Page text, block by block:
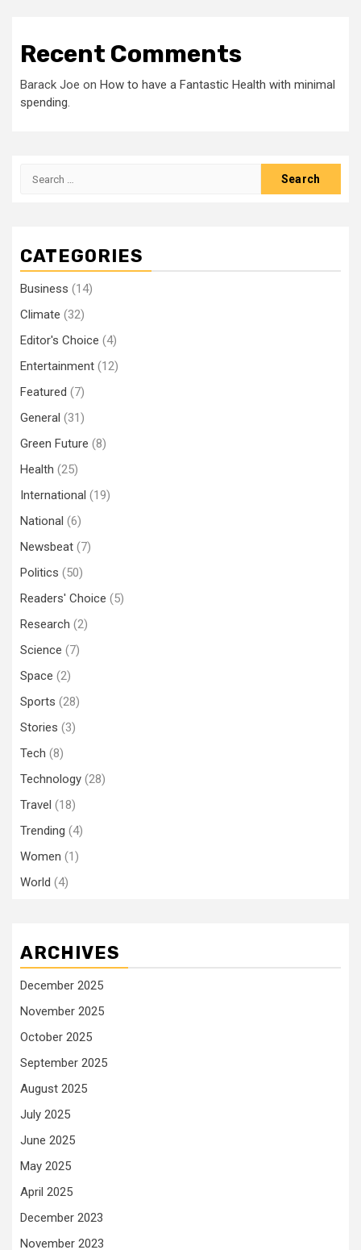
Recent Comments
Barack Joe on How to have a Fantastic Health with minimal
spending.
Search
CATEGORIES
Business (14)
Climate (32)
Editor's Choice (4)
Entertainment (12)
Featured (7)
General (31)
Green Future (8)
Health (25)
International (19)
National (6)
Newsbeat (7)
Politics (50)
Readers' Choice (5)
Research (2)
Science (7)
Space (2)
Sports (28)
Stories (3)
Tech (8)
Technology (28)
Travel (18)
Trending (4)
Women (1)
World (4)
ARCHIVES
December 2025
November 2025
October 2025
September 2025
August 2025
July 2025
June 2025
May 2025
April 2025
December 2023
November 2023